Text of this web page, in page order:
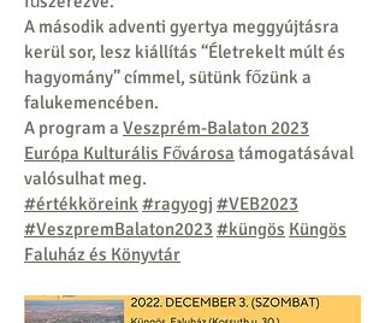
A második adventi gyertya meggyújtásra
kerül sor, lesz kiállítás “Életrekelt múlt és
hagyomány” címmel, sütünk főzünk a
falukemencében.
A program a Veszprém-Balaton 2023
Európa Kulturális Fővárosa támogatásával
valósulhat meg.
#értékköreink #ragyogj #VEB2023
#VeszpremBalaton2023 #küngös Küngös
Faluház és Könyvtár